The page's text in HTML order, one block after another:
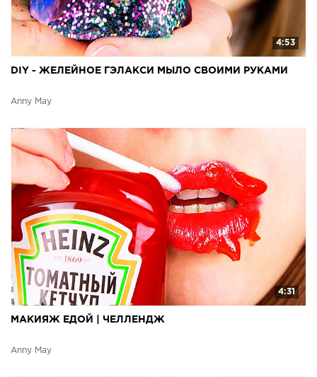
4:53
DIY - ЖЕЛЕЙНОЕ ГЭЛАКСИ МЫЛО СВОИМИ РУКАМИ
Anny May
4:31
МАКИЯЖ ЕДОЙ | ЧЕЛЛЕНДЖ
Anny May